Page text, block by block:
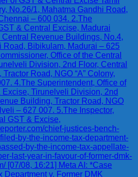
No.26/1, Mahatma Gandhi Road,
– 600 034. 2.The
& Central Excise, Madurai
Revenue Buildings, No.4,
Road, Bibikulam, Madurai – 625
Office of the Central
Division, 2nd Floor, Central
Road, NGO “A” Colony,
4.The Superintendent, Office of
Tirunelveli Division, 2nd
Building, Tractor Road, NGO
– 627 007. 5.The Inspector,
GST & Excise,
chief-justices-bench-
by-the-income-tax-department-
by-the-income-tax-appellate-
last-year-in-favour-of-former-dmk-
[07/08, 16:21] Meta AI: *Case
Department v. Former DMK